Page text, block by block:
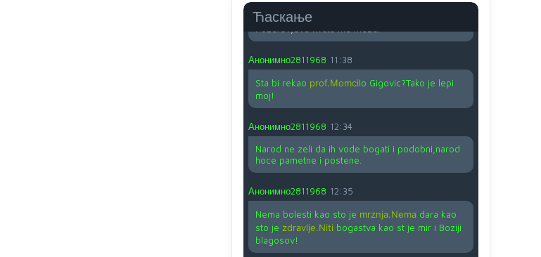
Ћаскање
Анонимно2810587
Анонимно2811968 11:38
Sta bi rekao prof.Momcilo Gigovic?Tako je lepi
moj!
Анонимно2811968 12:34
Narod ne zeli da ih vode bogati i podobni,narod
hoce pametne i postene.
Анонимно2811968 12:35
Nema bolesti kao sto je mrznja.Nemadara kao
sto je zdravlje.Niti bogastva kao st je mir i Boziji
blagosov!